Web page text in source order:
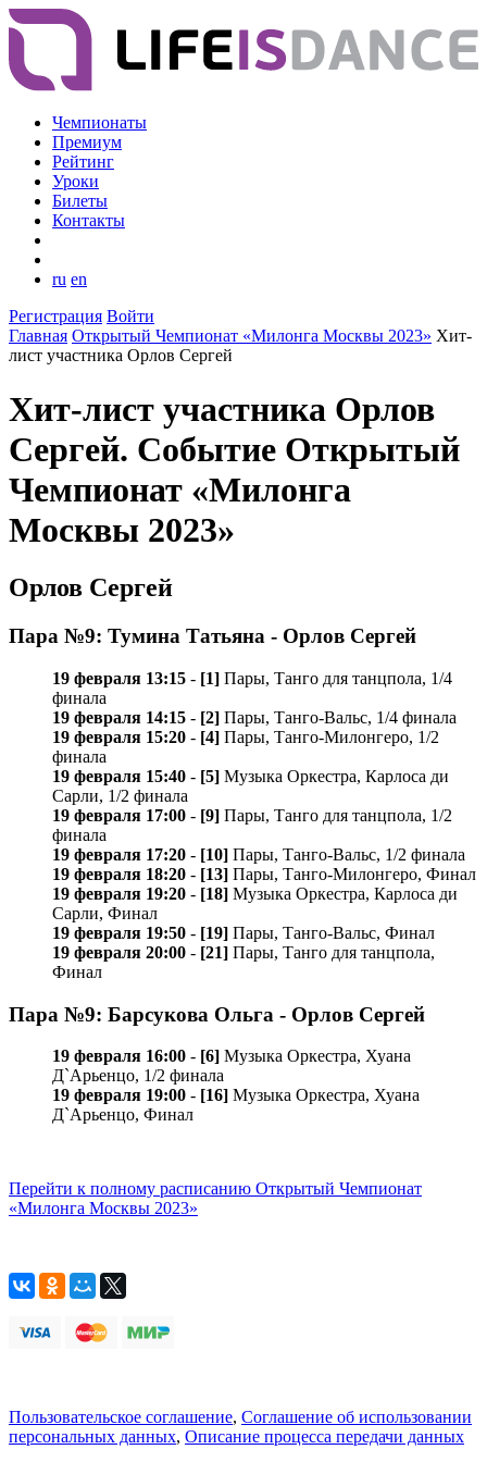
Чемпионаты
Премиум
Рейтинг
Уроки
Билеты
Контакты
ru en
Регистрация Войти
Главная Открытый Чемпионат «Милонга Москвы 2023» Хит-
лист участника Орлов Сергей
Хит-лист участника Орлов
Сергей. Событие Открытый
Чемпионат «Милонга
Москвы 2023»
Орлов Сергей
Пара №9: Тумина Татьяна - Орлов Сергей
19 февраля 13:15 - [1] Пары, Танго для танцпола, 1/4
финала
19 февраля 14:15 - [2] Пары, Танго-Вальс, 1/4 финала
19 февраля 15:20 - [4] Пары, Танго-Милонгеро, 1/2
финала
19 февраля 15:40 - [5] Музыка Оркестра, Карлосa ди
Сарли, 1/2 финала
19 февраля 17:00 - [9] Пары, Танго для танцпола, 1/2
финала
19 февраля 17:20 - [10] Пары, Танго-Вальс, 1/2 финала
19 февраля 18:20 - [13] Пары, Танго-Милонгеро, Финал
19 февраля 19:20 - [18] Музыка Оркестра, Карлосa ди
Сарли, Финал
19 февраля 19:50 - [19] Пары, Танго-Вальс, Финал
19 февраля 20:00 - [21] Пары, Танго для танцпола,
Финал
Пара №9: Барсукова Ольга - Орлов Сергей
19 февраля 16:00 - [6] Музыка Оркестра, Хуана
Д`Арьенцо, 1/2 финала
19 февраля 19:00 - [16] Музыка Оркестра, Хуана
Д`Арьенцо, Финал
Перейти к полному расписанию Открытый Чемпионат
«Милонга Москвы 2023»
Пользовательское соглашение, Соглашение об использовании
персональных данных, Описание процесса передачи данных